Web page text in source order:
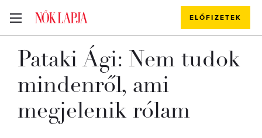
ELŐFIZETEK
Pataki Ági: Nem tudok
mindenről, ami
megjelenik rólam